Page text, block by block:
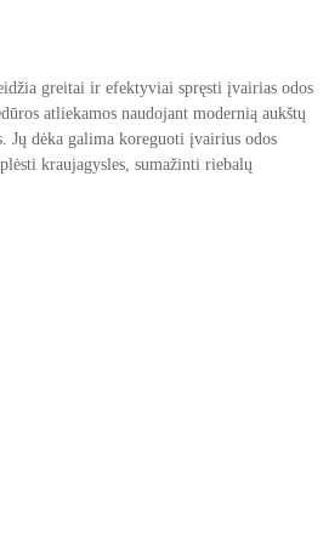
greitai ir efektyviai spręsti įvairias odos
atliekamos naudojant modernią aukštų
Jų dėka galima koreguoti įvairius odos
kraujagysles, sumažinti riebalų